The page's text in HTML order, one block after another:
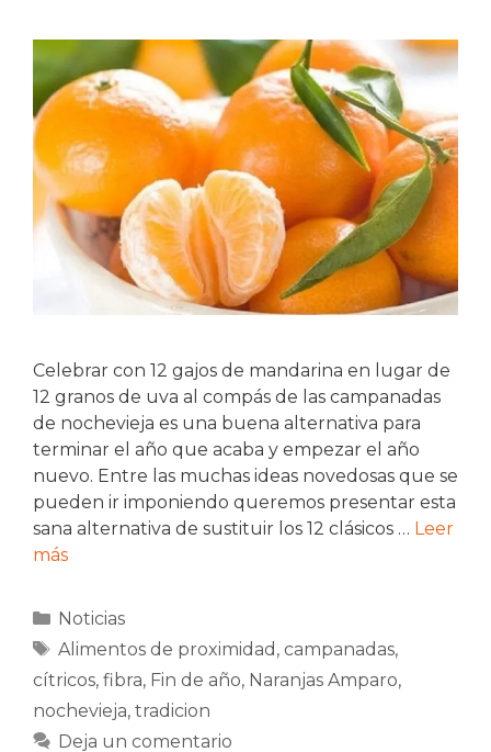
Celebrar con 12 gajos de mandarina en lugar de
12 granos de uva al compás de las campanadas
de nochevieja es una buena alternativa para
terminar el año que acaba y empezar el año
nuevo. Entre las muchas ideas novedosas que se
pueden ir imponiendo queremos presentar esta
sana alternativa de sustituir los 12 clásicos … Leer
más
Categorías
Noticias
Etiquetas
Alimentos de proximidad , campanadas,
cítricos, fibra, Fin de año, Naranjas Amparo,
nochevieja, tradicion
Deja un comentario